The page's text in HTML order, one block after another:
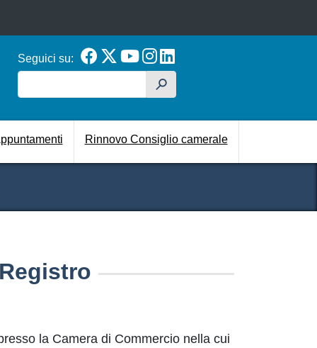
Seguici su:
h
Rinnovo Consiglio camerale
la Camera di Commercio nella cui